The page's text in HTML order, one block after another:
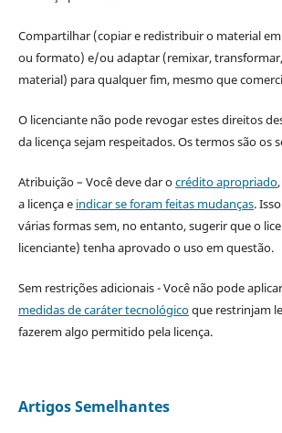
Compartilhar (copiar e redistribuir o material
ou formato) e/ou adaptar (remixar,
material) para qualquer fim, mesmo que
O licenciante não pode revogar estes direitos
da licença sejam respeitados. Os termos são os
Atribuição – Você deve dar ocrédito apropriado
a licença e indicar se foram feitas mudanças.
várias formas sem, no entanto, sugerir que o
licenciante) tenha aprovado o uso em questão.
Sem restrições adicionais - Você não pode
medidas de caráter tecnológicoque restrinjam
fazerem algo permitido pela licença.
Artigos Semelhantes